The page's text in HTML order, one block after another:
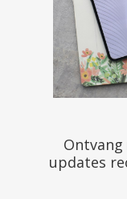
updates